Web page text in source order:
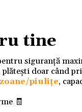
tine
siguranță
doar când
piulițe,
🧾